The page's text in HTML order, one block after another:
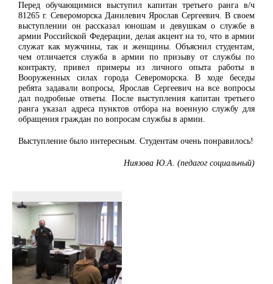
Перед обучающимися выступил капитан третьего ранга в/ч
81265 г. Североморска Данилевич Ярослав Сергеевич. В своем
выступлении он рассказал юношам и девушкам о службе в
армии Российской Федерации, делая акцент на то, что в армии
служат как мужчины, так и женщины. Объяснил студентам,
чем отличается служба в армии по призыву от службы по
контракту, привел примеры из личного опыта работы в
Вооруженных силах города Североморска. В ходе беседы
ребята задавали вопросы, Ярослав Сергеевич на все вопросы
дал подробные ответы. После выступления капитан третьего
ранга указал адреса пунктов отбора на военную службу для
обращения граждан по вопросам службы в армии.
Выступление было интересным. Студентам очень понравилось!
Ниязова Ю.А. (педагог социальный)